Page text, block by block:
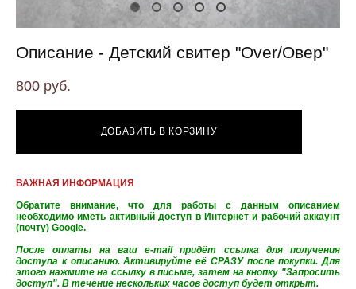
Описание - Детский свитер "Over/Овер"
800 pуб.
ДОБАВИТЬ В КОРЗИНУ
ВАЖНАЯ ИНФОРМАЦИЯ
Обратите внимание, что для работы с данным описанием
необходимо иметь активный доступ в Интернет и рабочий аккаунт
(почту) Google.
После оплаты на ваш e-mail придёт ссылка для получения
доступа к описанию. Активируйте её СРАЗУ после покупки. Для
этого нажмите на ссылку в письме, затем на кнопку "Запросить
доступ". В течение нескольких часов доступ будет открыт.